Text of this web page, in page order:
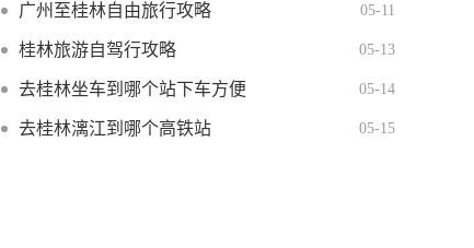
广州至桂林自由旅行攻略 05-11
桂林旅游自驾行攻略 05-13
去桂林坐车到哪个站下车方便 05-14
去桂林漓江到哪个高铁站 05-15